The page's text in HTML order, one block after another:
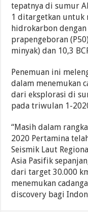
tepatnya di sumur
1 ditargetkan untuk
hidrokarbon
prapengeboran
minyak) dan 10,3
Penemuan ini
dalam menemukan
dari eksplorasi di
pada triwulan 1-
“Masih dalam
2020 Pertamina
Seismik Laut
Asia Pasifik
dari target 30.000
menemukan
discovery bagi